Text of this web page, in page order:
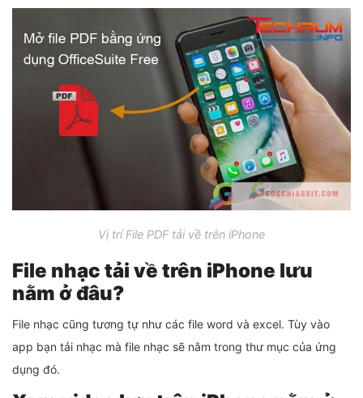
Vị trí File PDF tải về trên iPhone
File nhạc tải về trên iPhone lưu
nằm ở đâu?
File nhạc cũng tương tự như các file word và excel. Tùy vào
app bạn tải nhạc mà file nhạc sẽ nằm trong thư mục của ứng
dụng đó.